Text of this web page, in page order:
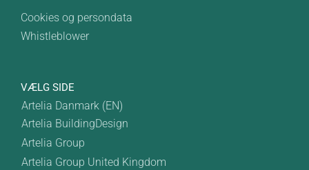
Cookies og persondata
Whistleblower
VÆLG SIDE
Artelia Danmark (EN)
Artelia BuildingDesign
Artelia Group
Artelia Group United Kingdom